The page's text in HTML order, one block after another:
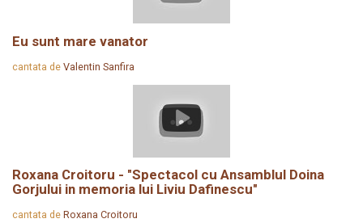
Eu sunt mare vanator
cantata de Valentin Sanfira
Roxana Croitoru - "Spectacol cu Ansamblul Doina
Gorjului in memoria lui Liviu Dafinescu"
cantata de Roxana Croitoru